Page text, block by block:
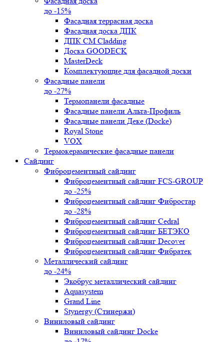
до -15%
Фасадная террасная доска
Фасадная доска ДПК
ДПК CM Cladding
Доска GOODECK
MasterDeck
Комплектующие для фасадной доски
Фасадные панели
до -27%
Термопанели фасадные
Фасадные панели Альта-Профиль
Фасадные панели Деке (Docke)
Royal Stone
VOX
Термокерамические фасадные панели
Сайдинг
Фиброцементный сайдинг
Фиброцементный сайдинг FCS-GROUP
до -25%
Фиброцементный сайдинг Фибростар
до -28%
Фиброцементный сайдинг Cedral
Фиброцементный сайдинг БЕТЭКО
Фиброцементный сайдинг Decover
Фиброцементный сайдинг Фибратек
Металлический сайдинг
до -24%
Экобрус металлический сайдинг
Aquasystem
Grand Line
Stynergy (Стинержи)
Виниловый сайдинг
Виниловый сайдинг Docke